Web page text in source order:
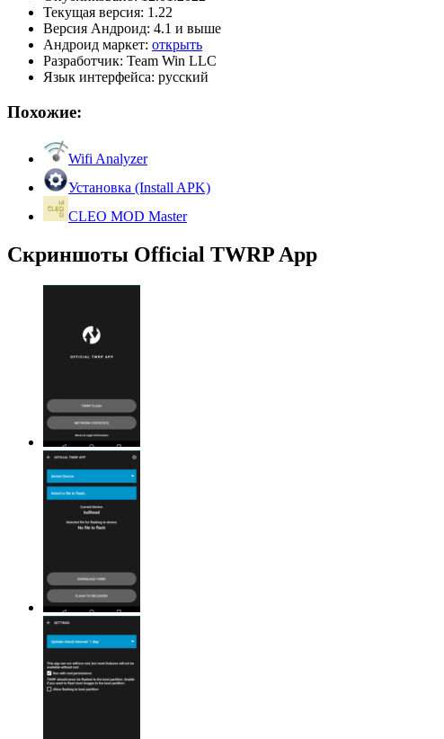
Текущая версия: 1.22
Версия Андроид: 4.1 и выше
Андроид маркет: открыть
Разработчик: Team Win LLC
Язык интерфейса: русский
Похожие:
Wifi Analyzer
Установка (Install APK)
CLEO MOD Master
Скриншоты Official TWRP App